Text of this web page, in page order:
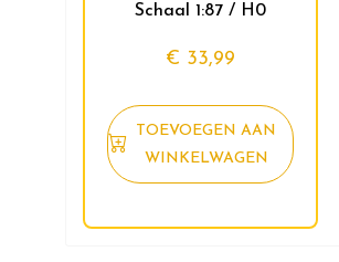
Schaal 1:87 / H0
€ 33,99
TOEVOEGEN AAN
WINKELWAGEN